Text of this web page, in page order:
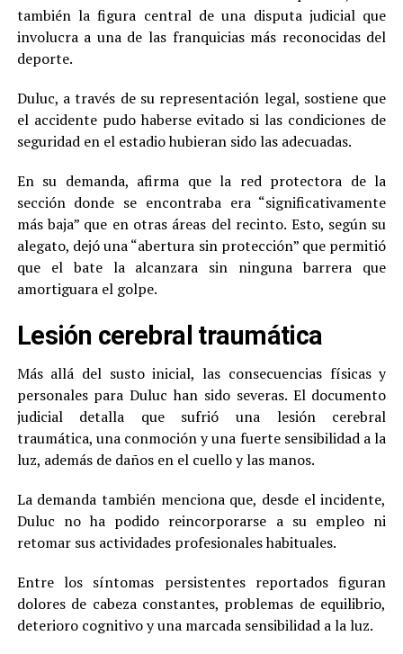
también la figura central de una disputa judicial que
involucra a una de las franquicias más reconocidas del
deporte.
Duluc, a través de su representación legal, sostiene que
el accidente pudo haberse evitado si las condiciones de
seguridad en el estadio hubieran sido las adecuadas.
En su demanda, afirma que la red protectora de la
sección donde se encontraba era “significativamente
más baja” que en otras áreas del recinto. Esto, según su
alegato, dejó una “abertura sin protección” que permitió
que el bate la alcanzara sin ninguna barrera que
amortiguara el golpe.
Lesión cerebral traumática
Más allá del susto inicial, las consecuencias físicas y
personales para Duluc han sido severas. El documento
judicial detalla que sufrió una lesión cerebral
traumática, una conmoción y una fuerte sensibilidad a la
luz, además de daños en el cuello y las manos.
La demanda también menciona que, desde el incidente,
Duluc no ha podido reincorporarse a su empleo ni
retomar sus actividades profesionales habituales.
Entre los síntomas persistentes reportados figuran
dolores de cabeza constantes, problemas de equilibrio,
deterioro cognitivo y una marcada sensibilidad a la luz.